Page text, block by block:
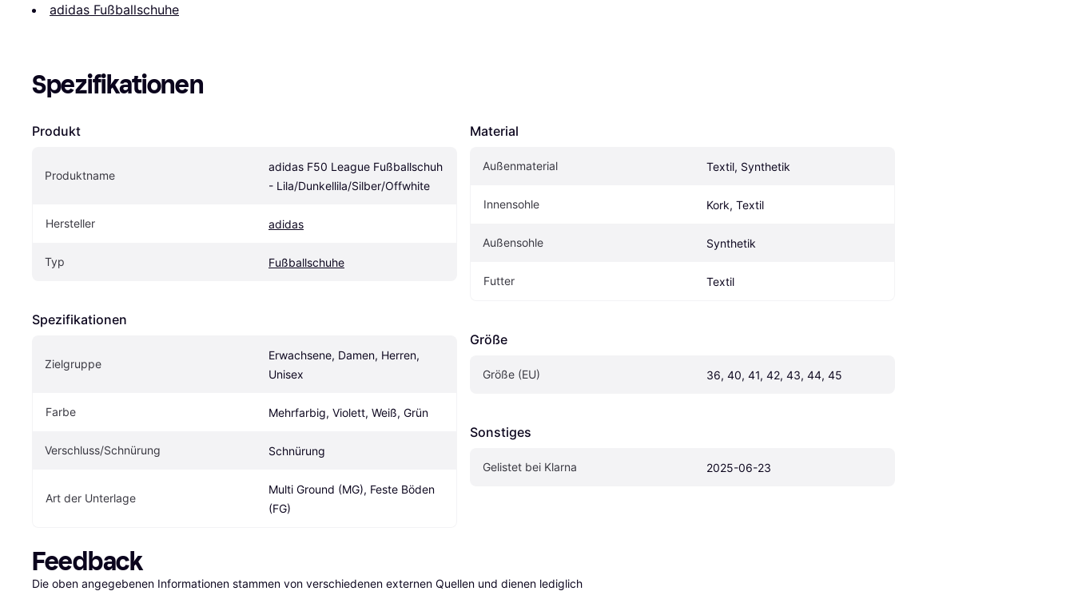
adidas Fußballschuhe
Spezifikationen
Produkt
Produktname
adidas F50 League Fußballschuh
- Lila/Dunkellila/Silber/Offwhite
Hersteller adidas
Typ Fußballschuhe
Spezifikationen
Zielgruppe
Erwachsene, Damen, Herren,
Unisex
Farbe Mehrfarbig, Violett, Weiß, Grün
Verschluss/Schnürung Schnürung
Art der Unterlage
Multi Ground (MG), Feste Böden
(FG)
Material
Außenmaterial Textil, Synthetik
Innensohle Kork, Textil
Außensohle Synthetik
Futter Textil
Größe
Größe (EU) 36, 40, 41, 42, 43, 44, 45
Sonstiges
Gelistet bei Klarna 2025-06-23
Feedback
Die oben angegebenen Informationen stammen von verschiedenen externen Quellen und dienen lediglich